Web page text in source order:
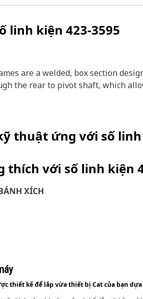
linh kiện 423-3595
are a welded, box section
the rear to pivot shaft, which
thuật ứng với số
thích với số linh kiện
XÍCH
thiết kế để lắp vừa thiết bị Cat của bạn